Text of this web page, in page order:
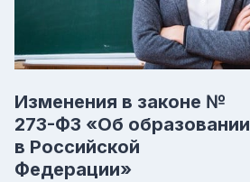
Изменения в законе №
273-ФЗ «Об образовании
в Российской
Федерации»